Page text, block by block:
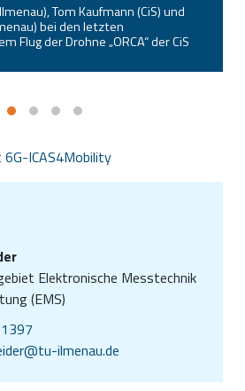
Tom Kaufmann (CiS) und
bei den letzten
Flug der Drohne „ORCA“ der CiS
ICAS4Mobility
Elektronische Messtechnik
(EMS)
ilmenau.de